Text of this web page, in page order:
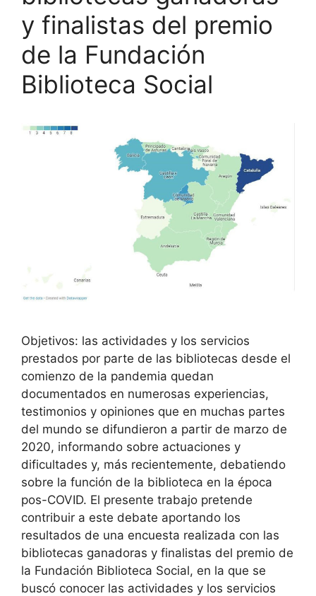
y finalistas del premio
de la Fundación
Biblioteca Social
Objetivos: las actividades y los servicios
prestados por parte de las bibliotecas desde el
comienzo de la pandemia quedan
documentados en numerosas experiencias,
testimonios y opiniones que en muchas partes
del mundo se difundieron a partir de marzo de
2020, informando sobre actuaciones y
dificultades y, más recientemente, debatiendo
sobre la función de la biblioteca en la época
pos-COVID. El presente trabajo pretende
contribuir a este debate aportando los
resultados de una encuesta realizada con las
bibliotecas ganadoras y finalistas del premio de
la Fundación Biblioteca Social, en la que se
buscó conocer las actividades y los servicios